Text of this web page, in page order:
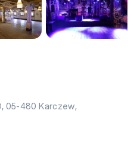
05-480Karczew,